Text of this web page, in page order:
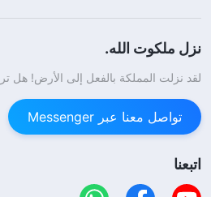
نزل ملكوت الله.
لقد نزلت المملكة بالفعل إلى الأرض! هل
تواصل معنا عبر Messenger
اتبعنا